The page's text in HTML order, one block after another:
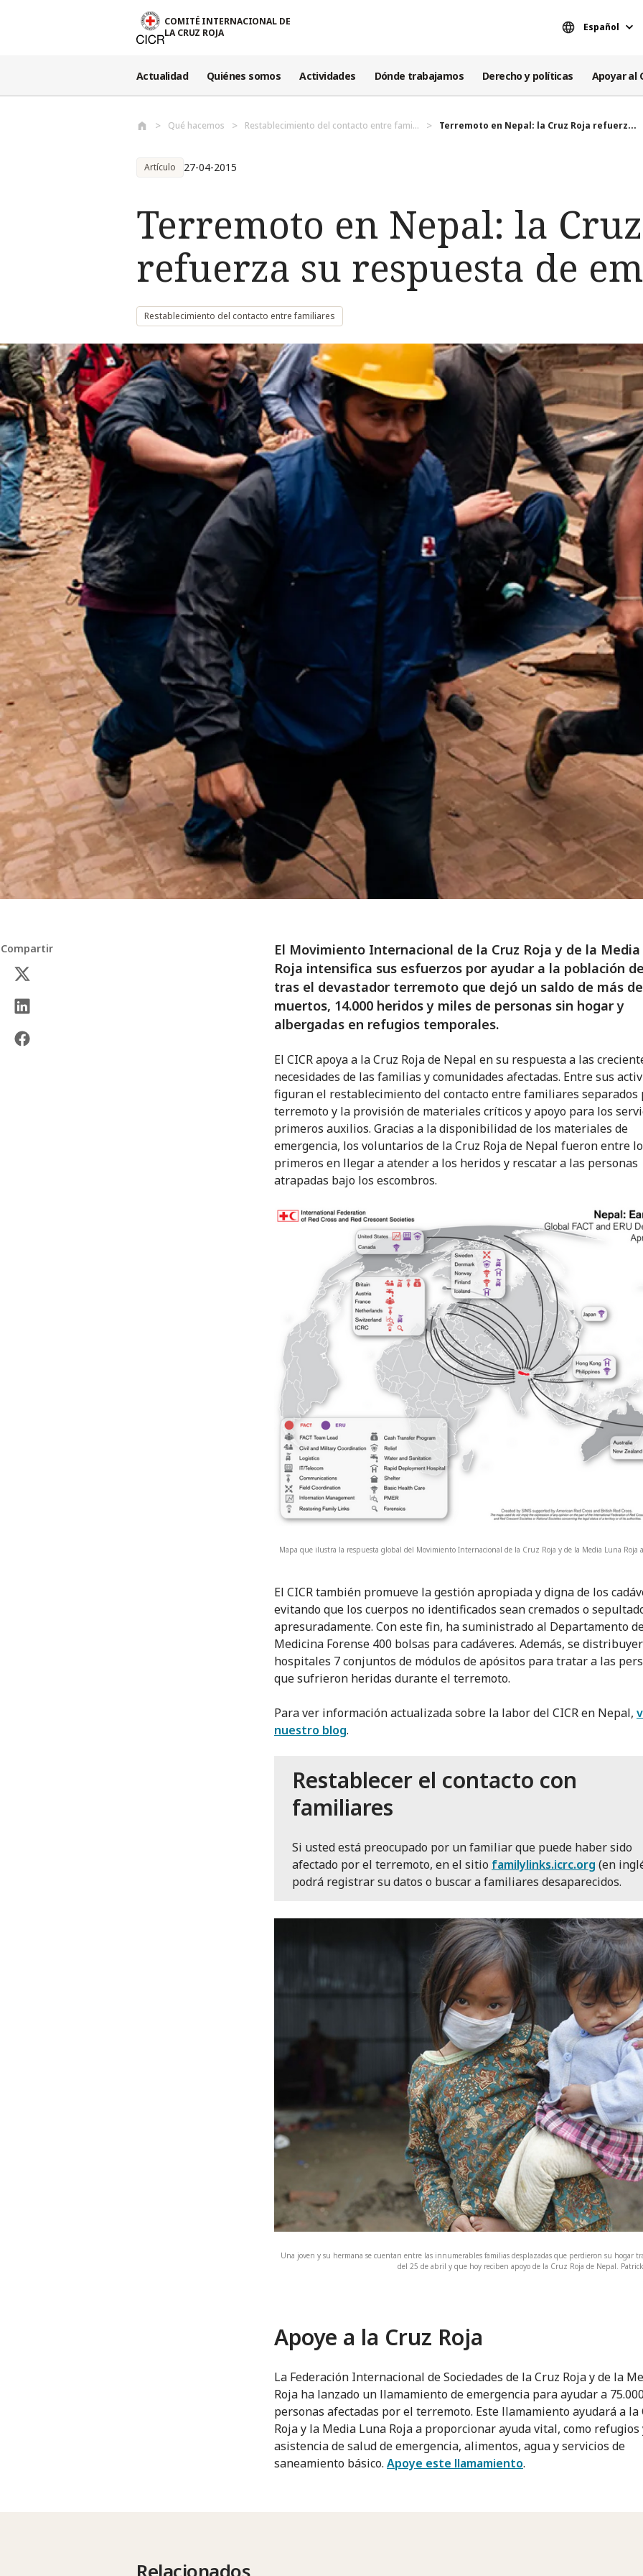
COMITÉ INTERNACIONAL DE
LA CRUZ ROJA
Español
Actualidad Quiénes somos Actividades Dónde trabajamos Derecho y políticas Apoyar al
Qué hacemos Restablecimiento del contacto entre fami... Terremoto en Nepal: la Cruz Roja refuerz...
Artículo 27-04-2015
Terremoto en Nepal: la
refuerza su respuesta de
Restablecimiento del contacto entre familiares
Compartir
El Movimiento Internacional de la Cruz Roja y de la Media
Roja intensifica sus esfuerzos por ayudar a la población
tras el devastador terremoto que dejó un saldo de más de
muertos, 14.000 heridos y miles de personas sin hogar y
albergadas en refugios temporales.
El CICR apoya a la Cruz Roja de Nepal en su respuesta a las
necesidades de las familias y comunidades afectadas. Entre sus
figuran el restablecimiento del contacto entre familiares separados
terremoto y la provisión de materiales críticos y apoyo para los
primeros auxilios. Gracias a la disponibilidad de los materiales de
emergencia, los voluntarios de la Cruz Roja de Nepal fueron entre
primeros en llegar a atender a los heridos y rescatar a las personas
atrapadas bajo los escombros.
Mapa que ilustra la respuesta global del Movimiento Internacional de la Cruz Roja y de la Media Luna Roja
El CICR también promueve la gestión apropiada y digna de los
evitando que los cuerpos no identificados sean cremados o
apresuradamente. Con este fin, ha suministrado al Departamento
Medicina Forense 400 bolsas para cadáveres. Además, se
hospitales 7 conjuntos de módulos de apósitos para tratar a las
que sufrieron heridas durante el terremoto.
Para ver información actualizada sobre la labor del CICR en Nepal,
nuestro blog.
Restablecer el contacto con
familiares
Si usted está preocupado por un familiar que puede haber sido
afectado por el terremoto, en el sitio familylinks.icrc.org (en
podrá registrar su datos o buscar a familiares desaparecidos.
Una joven y su hermana se cuentan entre las innumerables familias desplazadas que perdieron su hogar
del 25 de abril y que hoy reciben apoyo de la Cruz Roja de Nepal.
Apoye a la Cruz Roja
La Federación Internacional de Sociedades de la Cruz Roja y de la
Roja ha lanzado un llamamiento de emergencia para ayudar a
personas afectadas por el terremoto. Este llamamiento ayudará a la
Roja y la Media Luna Roja a proporcionar ayuda vital, como refugios
asistencia de salud de emergencia, alimentos, agua y servicios de
saneamiento básico. Apoye este llamamiento.
Relacionados